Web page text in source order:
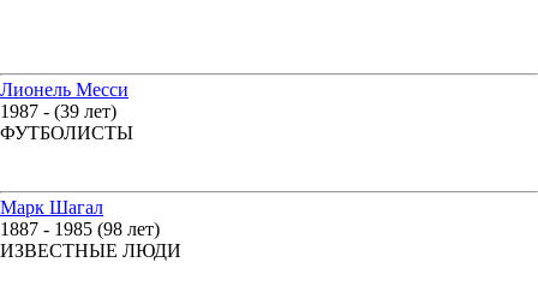
Лионель Месси
1987 - (39 лет)
ФУТБОЛИСТЫ
Марк Шагал
1887 - 1985 (98 лет)
ИЗВЕСТНЫЕ ЛЮДИ